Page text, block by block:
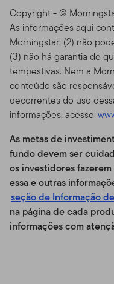
Copyright - ©
As informações aqui
Morningstar; (2) não
(3) não há garantia de
tempestivas. Nem a
conteúdo são
decorrentes do uso
informações, acesse
As metas de
fundo devem ser
os investidores
essa e outras
seção de Informação
na página de cada
informações com
Esse Site é provido
exclusivamente de
Advisors Distributors,
mantido pelos Fundos
Resources, Inc.
investimento global
Templeton
Franklin Templeton, a
provê investimento
a acionistas, bem
Templeton and
institucionais, bem
gerenciamento